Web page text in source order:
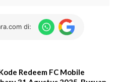
di:
Redeem FC Mobile